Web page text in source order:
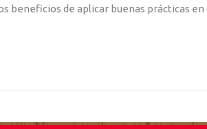
beneficios de aplicar buenas prácticas